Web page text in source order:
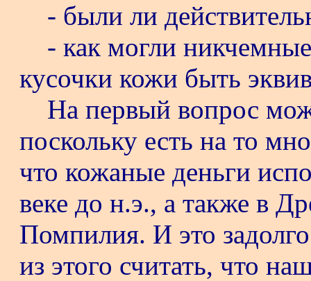
- были ли
- как могли
кусочки кожи быть
На первый вопрос
поскольку есть на то
что кожаные деньги
веке до н.э., а также в
Помпилия. И это
из этого считать, что